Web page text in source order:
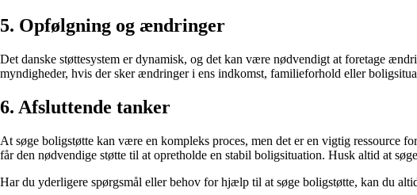
5. Opfølgning og ændringer
Det danske støttesystem er dynamisk, og det kan være nødvendigt at foretage
myndigheder, hvis der sker ændringer i ens indkomst, familieforhold eller
6. Afsluttende tanker
At søge boligstøtte kan være en kompleks proces, men det er en vigtig ressource
får den nødvendige støtte til at opretholde en stabil boligsituation. Husk altid at
Har du yderligere spørgsmål eller behov for hjælp til at søge boligstøtte, kan du